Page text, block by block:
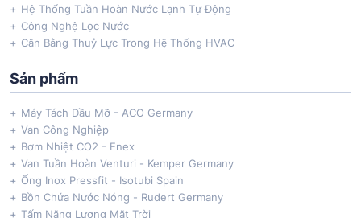
Hệ Thống Tuần Hoàn Nước Lạnh Tự Động
Công Nghệ Lọc Nước
Cân Bằng Thuỷ Lực Trong Hệ Thống HVAC
Sản phẩm
Máy Tách Dầu Mỡ - ACO Germany
Van Công Nghiệp
Bơm Nhiệt CO2 - Enex
Van Tuần Hoàn Venturi - Kemper Germany
Ống Inox Pressfit - Isotubi Spain
Bồn Chứa Nước Nóng - Rudert Germany
Tấm Năng Lượng Mặt Trời